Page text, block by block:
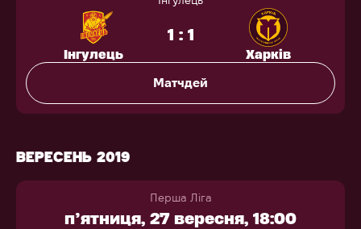
Інгулець
1 : 1
Харків
Матчдей
ВЕРЕСЕНЬ 2019
Перша Ліга
п’ятниця, 27 вересня, 18:00